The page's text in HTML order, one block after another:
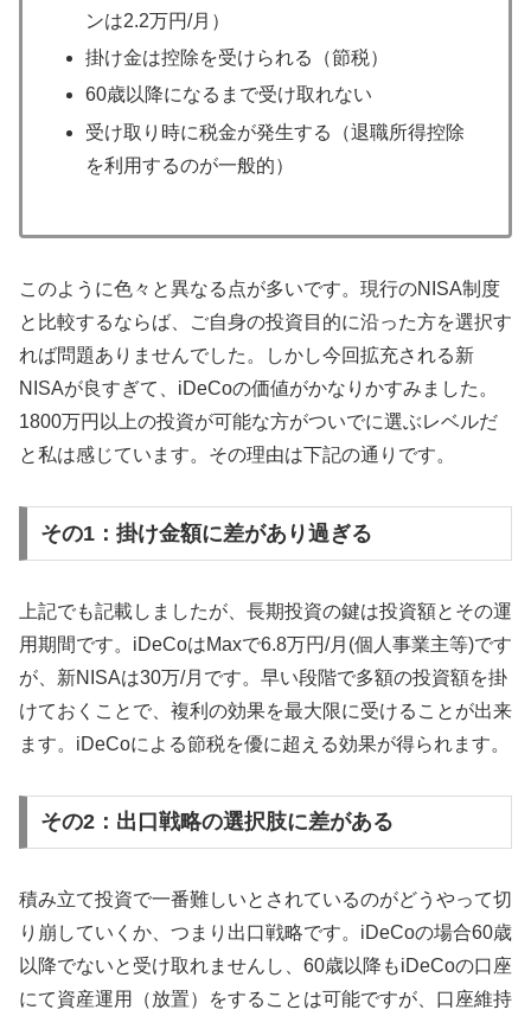
ンは2.2万円/月）
掛け金は控除を受けられる（節税）
60歳以降になるまで受け取れない
受け取り時に税金が発生する（退職所得控除
を利用するのが一般的）
このように色々と異なる点が多いです。現行のNISA制度
と比較するならば、ご自身の投資目的に沿った方を選択す
れば問題ありませんでした。しかし今回拡充される新
NISAが良すぎて、iDeCoの価値がかなりかすみました。
1800万円以上の投資が可能な方がついでに選ぶレベルだ
と私は感じています。その理由は下記の通りです。
その1：掛け金額に差があり過ぎる
上記でも記載しましたが、長期投資の鍵は投資額とその運
用期間です。iDeCoはMaxで6.8万円/月(個人事業主等)です
が、新NISAは30万/月です。早い段階で多額の投資額を掛
けておくことで、複利の効果を最大限に受けることが出来
ます。iDeCoによる節税を優に超える効果が得られます。
その2：出口戦略の選択肢に差がある
積み立て投資で一番難しいとされているのがどうやって切
り崩していくか、つまり出口戦略です。iDeCoの場合60歳
以降でないと受け取れませんし、60歳以降もiDeCoの口座
にて資産運用（放置）をすることは可能ですが、口座維持